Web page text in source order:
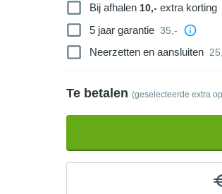
Bij afhalen 10,-extra korting
5 jaar garantie 35,-
Neerzetten en aansluiten
Te betalen (geselecteerde extra